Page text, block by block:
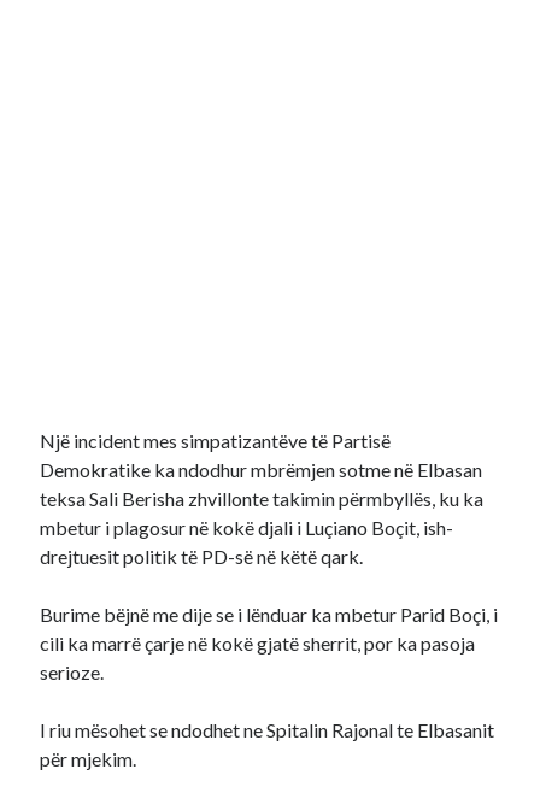
Një incident mes simpatizantëve të Partisë
Demokratike ka ndodhur mbrëmjen sotme në Elbasan
teksa Sali Berisha zhvillonte takimin përmbyllës, ku ka
mbetur i plagosur në kokë djali i Luçiano Boçit, ish-
drejtuesit politik të PD-së në këtë qark.
Burime bëjnë me dije se i lënduar ka mbetur Parid Boçi, i
cili ka marrë çarje në kokë gjatë sherrit, por ka pasoja
serioze.
I riu mësohet se ndodhet ne Spitalin Rajonal te Elbasanit
për mjekim.